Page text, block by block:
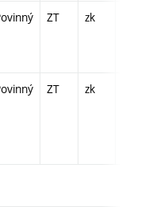
ZT zk
ZT zk